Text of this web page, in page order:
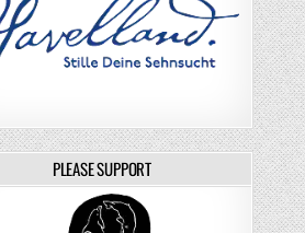
PLEASE SUPPORT